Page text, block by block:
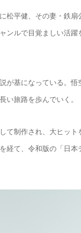
平健、その妻・鉄扇
ンルで目覚ましい活
が基になっている。
い旅路を歩んでいく。
て制作され、大ヒッ
経て、令和版の「日